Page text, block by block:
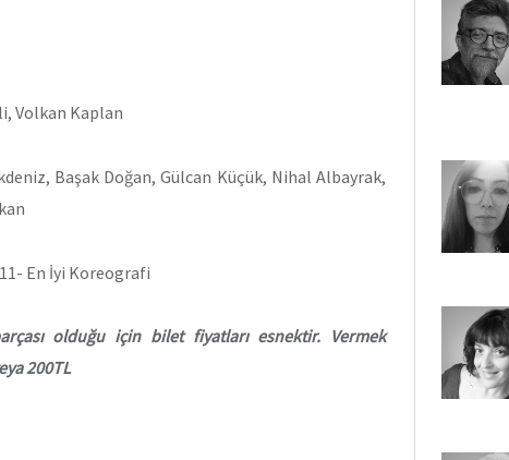
Volkan Kaplan
Başak Doğan, Gülcan Küçük, Nihal Albayrak,
En İyi Koreografi
olduğu için bilet fiyatları esnektir. Vermek
200TL